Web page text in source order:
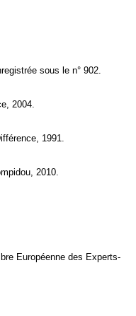
sous le n° 902.
2004.
1991.
2010.
Européenne des Experts-